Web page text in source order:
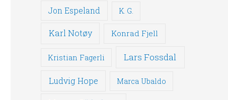
Jon Espeland K. G.
Karl Notøy Konrad Fjell
Kristian Fagerli Lars Fossdal
Ludvig Hope Marca Ubaldo